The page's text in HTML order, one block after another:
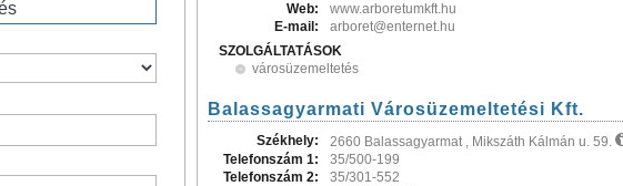
Web:
www.arboretumkft.hu
E-mail:
arboret@enternet.hu
SZOLGÁLTATÁSOK
városüzemeltetés
Balassagyarmati Városüzemeltetési Kft.
Székhely:
2660 Balassagyarmat , Mikszáth Kálmán u. 59.
Telefonszám 1:
35/500-199
Telefonszám 2:
35/301-552